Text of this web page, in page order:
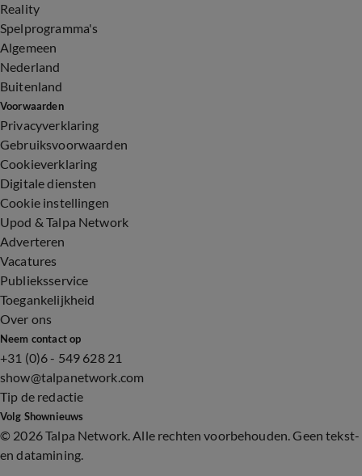
Reality
Spelprogramma's
Algemeen
Nederland
Buitenland
Voorwaarden
Privacyverklaring
Gebruiksvoorwaarden
Cookieverklaring
Digitale diensten
Cookie instellingen
Upod & Talpa Network
Adverteren
Vacatures
Publieksservice
Toegankelijkheid
Over ons
Neem contact op
+31 (0)6 - 549 628 21
show@talpanetwork.com
Tip de redactie
Volg Shownieuws
© 2026 Talpa Network. Alle rechten voorbehouden. Geen tekst-
en datamining.